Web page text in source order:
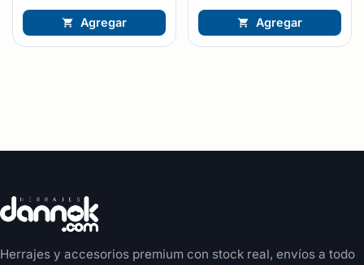
Agregar Agregar
Herrajes y accesorios premium con stock real, envíos a todo